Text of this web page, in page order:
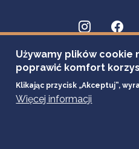
Używamy plików cookie
poprawić komfort
Klikając przycisk „Akceptuj”,
Więcej informacji